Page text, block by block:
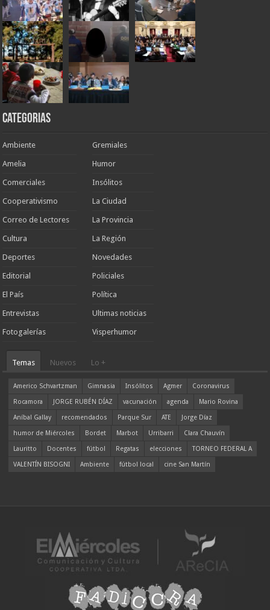
Categorias
Ambiente
Amelia
Comerciales
Cooperativismo
Correo de Lectores
Cultura
Deportes
Editorial
El País
Entrevistas
Fotogalerías
Gremiales
Humor
Insólitos
La Ciudad
La Provincia
La Región
Novedades
Policiales
Política
Ultimas noticias
Visperhumor
Temas Nuevos Lo +
Americo Schvartzman Gimnasia Insólitos Agmer
Coronavirus
Rocamora
JORGE RUBÉN DÍAZ vacunación agenda
Mario Rovina
Aníbal Gallay
recomendados Parque Sur ATE
Jorge Díaz
humor de Miércoles
Bordet Marbot Urribarri
Clara Chauvín
Lauritto
Docentes fútbol Regatas elecciones
TORNEO FEDERAL A
VALENTÍN BISOGNI
Ambiente fútbol local cine San Martín